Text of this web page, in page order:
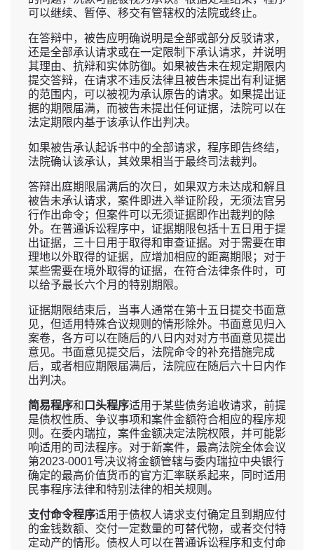
可以继续、暂停、移交有管辖权的法院或终止。
在答辩中，被告应明确说明是全部或部分反驳请求，
还是全部承认请求或在一定限制下承认请求，并说明
其理由、抗辩和实体防御。如果被告未在规定期限内
提交答辩，在请求不违反法律且被告未提出有利证据
的范围内，可以被视为承认原告的请求。如果提出证
据的期限届满，而被告未提出任何证据，法院可以在
法定期限内基于该承认作出判决。
如果被告承认起诉书中的全部请求，程序即告终结，
法院确认该承认，其效果相当于最终司法裁判。
答辩出庭期限届满后的次日，如果双方未达成和解且
被告未承认请求，案件即进入举证阶段，无须法官另
行作出命令；但案件可以无须证据即作出裁判的除
外。在普通诉讼程序中，证据期限包括十五日用于提
出证据，三十日用于取得和审查证据。对于需要在审
理地以外取得的证据，应增加相应的距离期限；对于
某些需要在境外取得的证据，在符合法律条件时，可
以给予最长六个月的特别期限。
证据期限结束后，当事人通常在第十五日提交书面意
见，但适用特殊合议规则的情形除外。书面意见归入
案卷，各方可以在随后的八日内对对方书面意见提出
意见。书面意见提交后，法院命令的补充措施完成
后，或者相应期限届满后，法院应在随后六十日内作
出判决。
简易程序和 口头程序适用于某些债务追收请求，前提
是债权性质、争议事项和案件金额符合相应的程序规
则。在委内瑞拉，案件金额决定法院权限，并可能影
响适用的司法程序。对于新案件，最高法院全体会议
第2023-0001号决议将金额管辖与委内瑞拉中央银行
确定的最高价值货币的官方汇率联系起来，同时适用
民事程序法律和特别法律的相关规则。
支付命令程序适用于债权人请求支付确定且到期应付
的金钱数额、交付一定数量的可替代物，或者交付特
定动产的情形。债权人可以在普通诉讼程序和支付命